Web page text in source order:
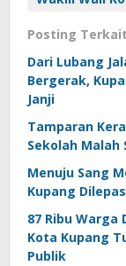
Posting Terkait
Dari Lubang
Bergerak,
Janji
Tamparan
Sekolah Malah
Menuju Sang
Kupang
87 Ribu Warga
Kota Kupang
Publik